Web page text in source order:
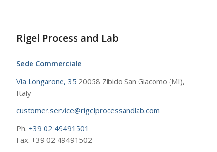
Rigel Process and Lab
Sede Commerciale
Via Longarone, 35 20058 Zibido San Giacomo (MI),
Italy
customer.service@rigelprocessandlab.com
Ph. +39 02 49491501
Fax. +39 02 49491502